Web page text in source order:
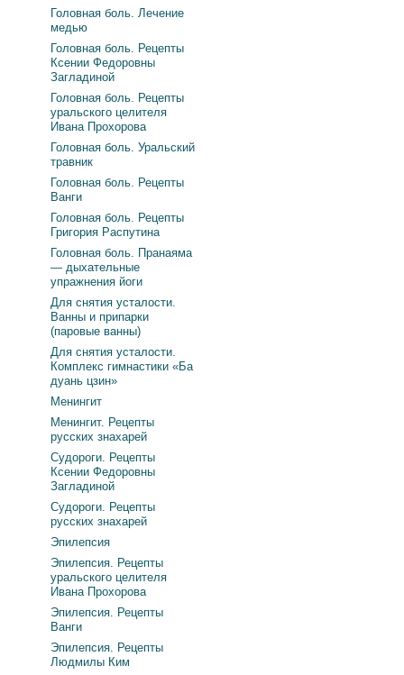
Головная боль. Лечение
медью
Головная боль. Рецепты
Ксении Федоровны
Загладиной
Головная боль. Рецепты
уральского целителя
Ивана Прохорова
Головная боль. Уральский
травник
Головная боль. Рецепты
Ванги
Головная боль. Рецепты
Григория Распутина
Головная боль. Пранаяма
— дыхательные
упражнения йоги
Для снятия усталости.
Ванны и припарки
(паровые ванны)
Для снятия усталости.
Комплекс гимнастики «Ба
дуань цзин»
Менингит
Менингит. Рецепты
русских знахарей
Судороги. Рецепты
Ксении Федоровны
Загладиной
Судороги. Рецепты
русских знахарей
Эпилепсия
Эпилепсия. Рецепты
уральского целителя
Ивана Прохорова
Эпилепсия. Рецепты
Ванги
Эпилепсия. Рецепты
Людмилы Ким